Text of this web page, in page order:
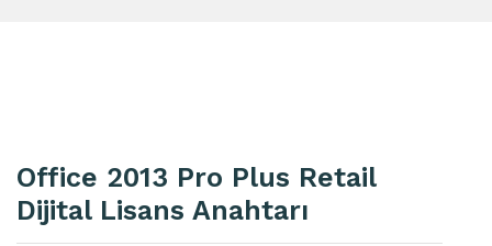
Office 2013 Pro Plus Retail
Dijital Lisans Anahtarı